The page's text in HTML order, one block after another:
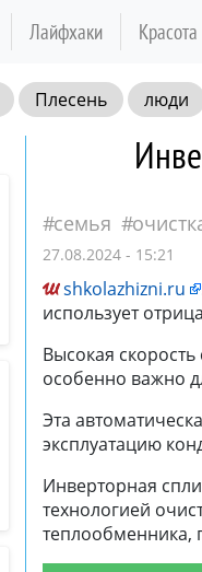
Лайфхаки Красота
Плесень люди
семья
27.08.2024 - 15:21
shkolazhizni.ru
использует
Высокая
особенно важно
Эта
эксплуатацию
Инверторная
технологией
теплообменника,